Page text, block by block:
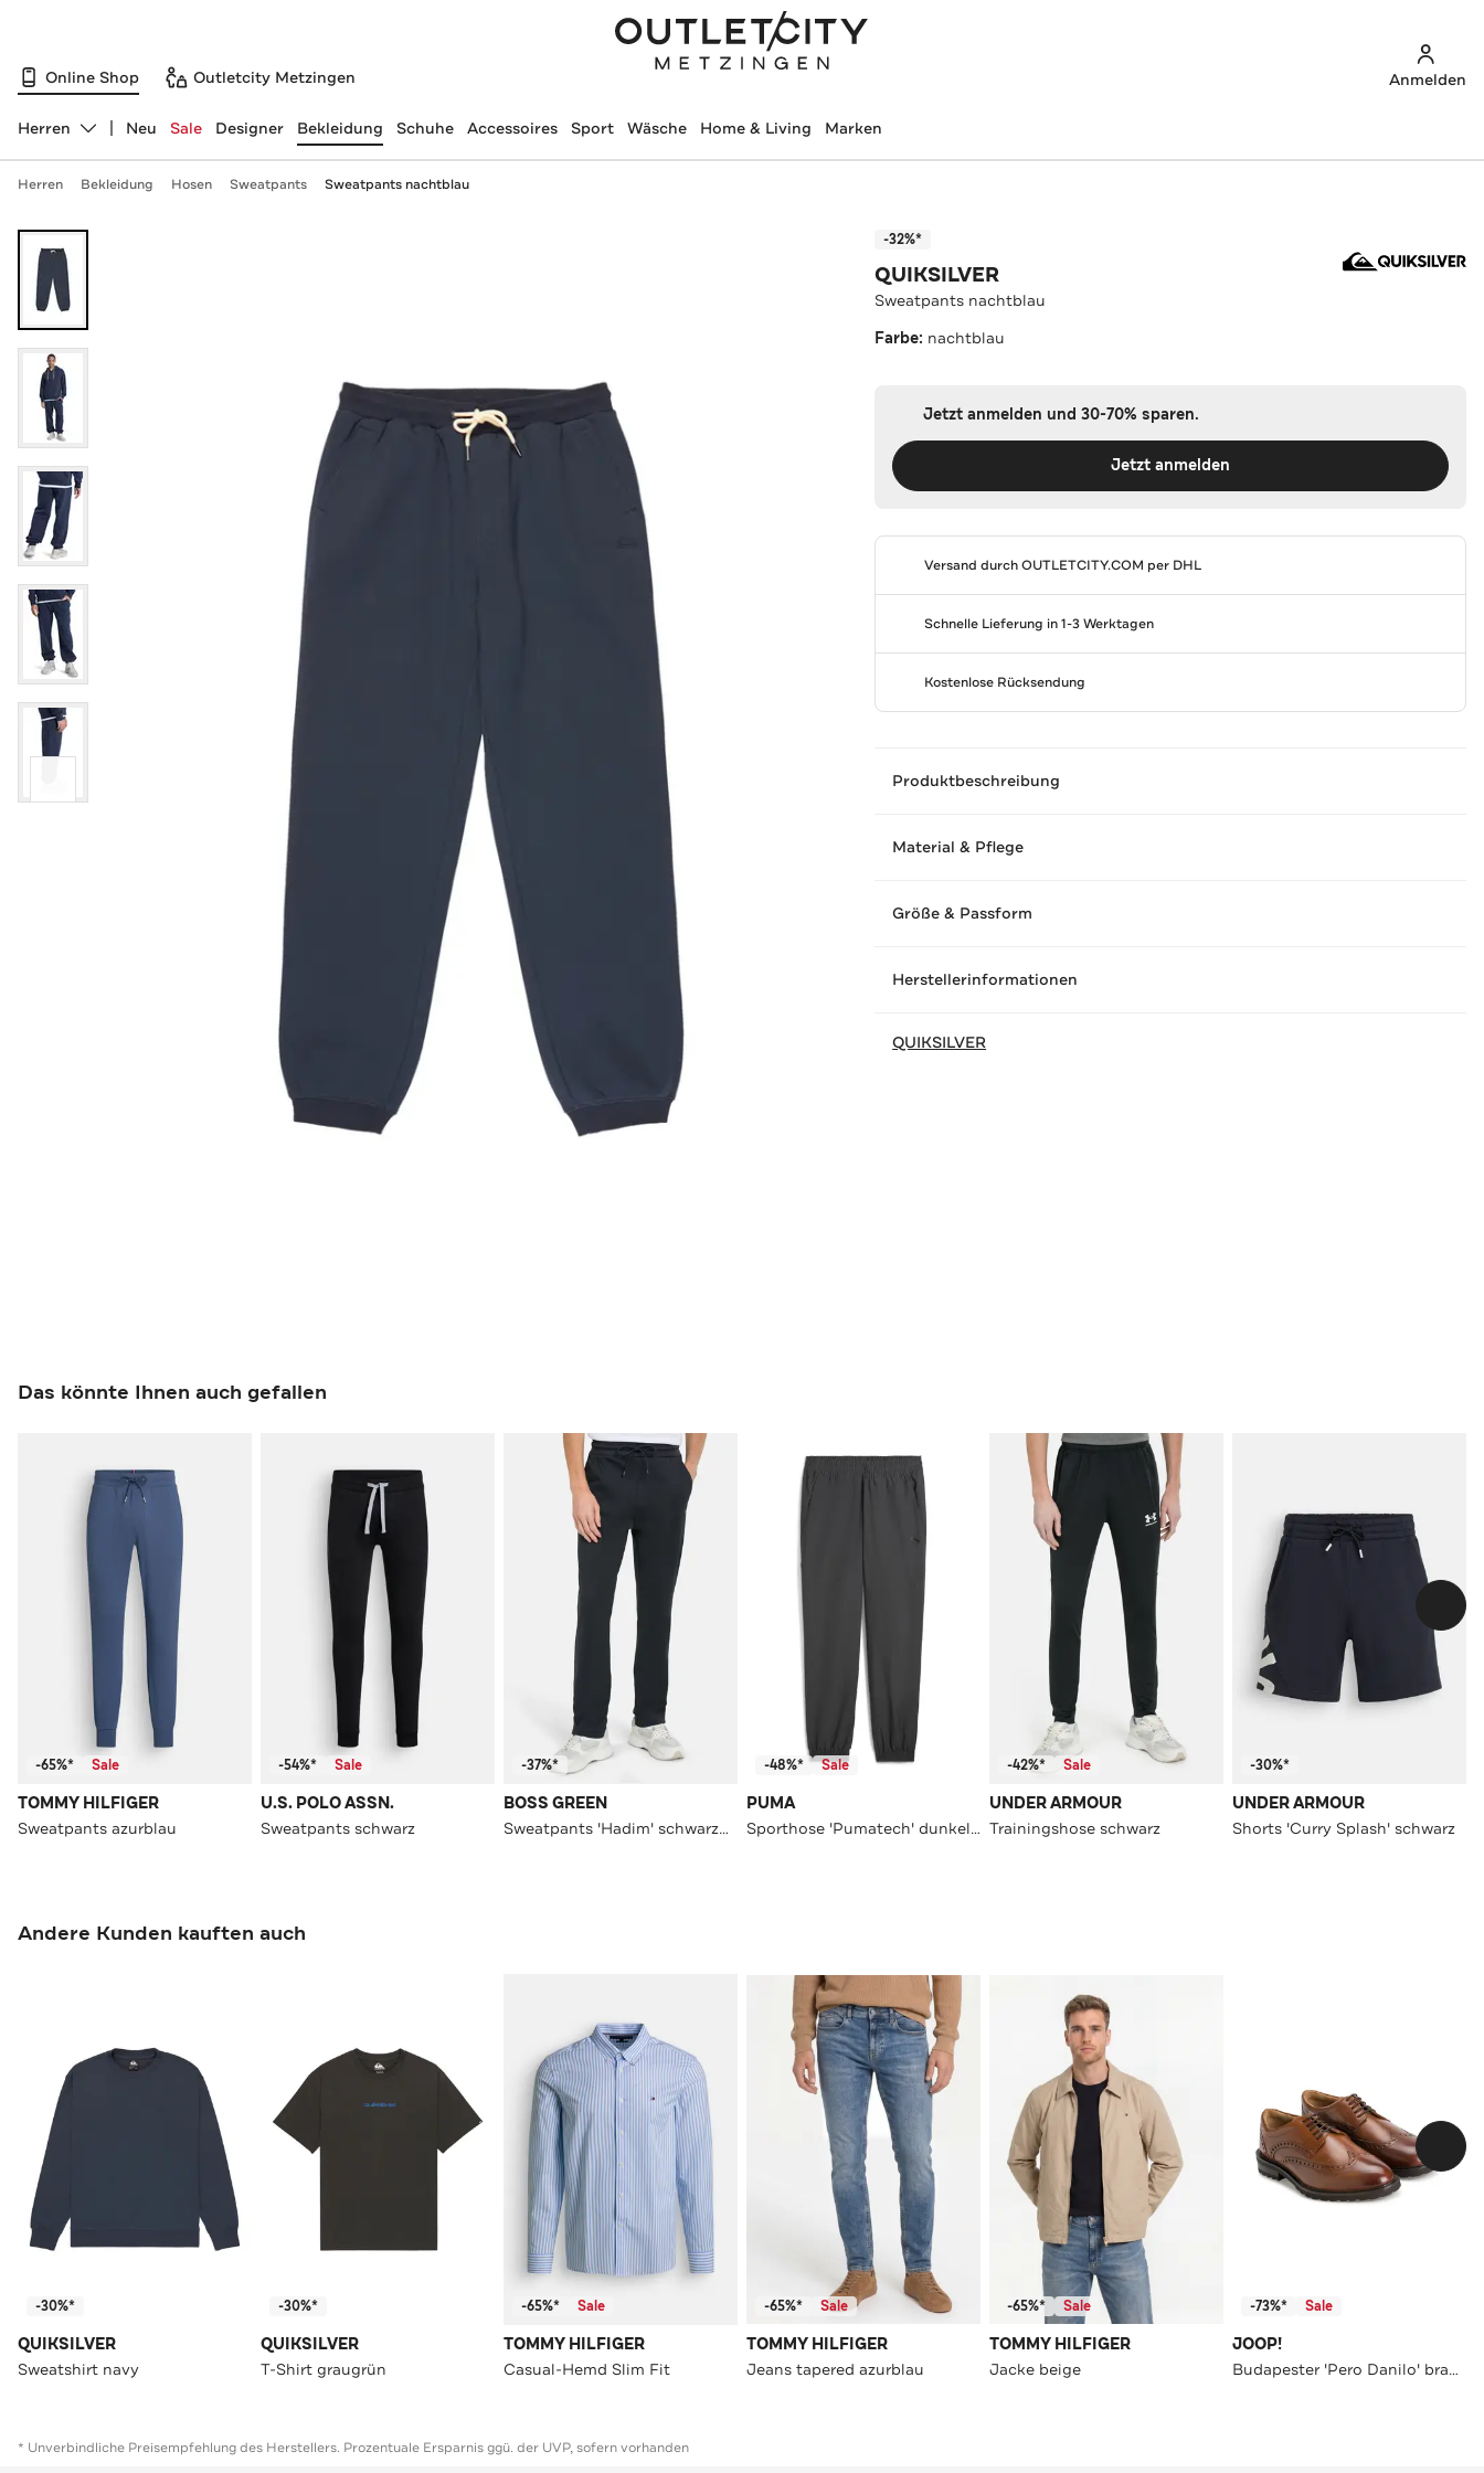
Online Shop Outletcity Metzingen Anmelden
Abteilung ändern, ausgewählt:
Herren Neu Sale Designer Bekleidung Schuhe Accessoires Sport Wäsche Home & Living Marken
Herren Bekleidung Hosen Sweatpants Sweatpants nachtblau
-32%*
QUIKSILVER
Sweatpants nachtblau
Farbe: nachtblau
Jetzt anmelden und 30-70% sparen.
Jetzt anmelden
Versand durchOUTLETCITY.COM per DHL
Schnelle Lieferung in 1-3 Werktagen
Kostenlose Rücksendung
Produktbeschreibung
Material & Pflege
Größe & Passform
Herstellerinformationen
QUIKSILVER
Das könnte Ihnen auch gefallen
-65%* Sale
TOMMY HILFIGER
Sweatpants azurblau
-54%* Sale
U.S. POLO ASSN.
Sweatpants schwarz
-37%*
BOSS GREEN
Sweatpants 'Hadim' schwarzblau
-48%* Sale
PUMA
Sporthose 'Pumatech' dunkelgrau
-42%* Sale
UNDER ARMOUR
Trainingshose schwarz
-30%*
UNDER ARMOUR
Shorts 'Curry Splash' schwarz
Andere Kunden kauften auch
-30%*
QUIKSILVER
Sweatshirt navy
-30%*
QUIKSILVER
T-Shirt graugrün
-65%* Sale
TOMMY HILFIGER
Casual-Hemd Slim Fit
-65%* Sale
TOMMY HILFIGER
Jeans tapered azurblau
-65%* Sale
TOMMY HILFIGER
Jacke beige
-73%* Sale
JOOP!
Budapester 'Pero Danilo' braun
* Unverbindliche Preisempfehlung des Herstellers. Prozentuale Ersparnis ggü. der UVP, sofern vorhanden